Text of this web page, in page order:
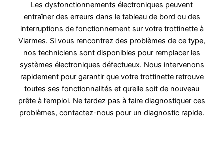
Les dysfonctionnements électroniques peuvent
entraîner des erreurs dans le tableau de bord ou des
interruptions de fonctionnement sur votre trottinette à
Viarmes. Si vous rencontrez des problèmes de ce type,
nos techniciens sont disponibles pour remplacer les
systèmes électroniques défectueux. Nous intervenons
rapidement pour garantir que votre trottinette retrouve
toutes ses fonctionnalités et qu’elle soit de nouveau
prête à l’emploi. Ne tardez pas à faire diagnostiquer ces
problèmes, contactez-nous pour un diagnostic rapide.